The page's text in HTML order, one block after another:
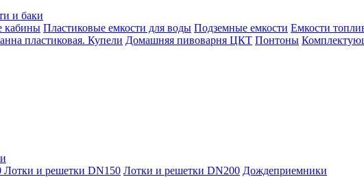
и баки
кабины Пластиковые емкости для воды Подземные емкости Емкости
пластиковая. Купели Домашняя пивоварня ЦКТ Понтоны
Лотки и решетки DN150 Лотки и решетки DN200 Дождеприемники